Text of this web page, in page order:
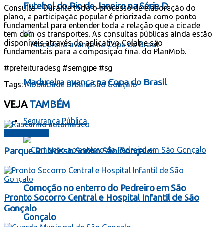
Futebol do Rio de Janeiro na Série D
Madureira avança na Copa do Brasil
Segurança Pública
Comoção no enterro do Pedreiro em São
Gonçalo
Consulta – Durante todo o processo de elaboração do
plano, a participação popular é priorizada como ponto
fundamental para entender toda a relação que a cidade
tem com os transportes. As consultas públicas ainda estão
disponíveis através do aplicativo Colab e são
fundamentais para a composição final do PlanMob.
#prefeituradesg #semgipe #sg
Tags: Mobilidade UrbanaSão Gonçalo
VEJATAMBÉM
Parque RJ Nosso Sonho São Gonçalo
Pronto Socorro Central e Hospital Infantil de São
Gonçalo